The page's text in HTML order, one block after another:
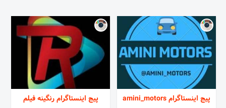
پیج اینستاگرام amini_motors پیج اینستاگرام رنگینه فیلم